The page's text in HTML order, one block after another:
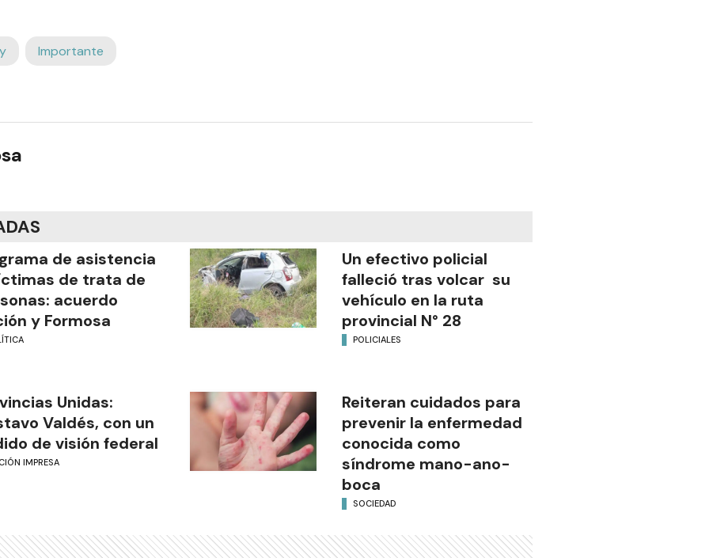
Importante
de asistencia
de trata de
acuerdo
y Formosa
Un efectivo policial
falleció tras volcar su
vehículo en la ruta
provincial N° 28
POLICIALES
Unidas:
Valdés, con un
de visión federal
IMPRESA
Reiteran cuidados para
prevenir la enfermedad
conocida como
síndrome mano-ano-
boca
SOCIEDAD